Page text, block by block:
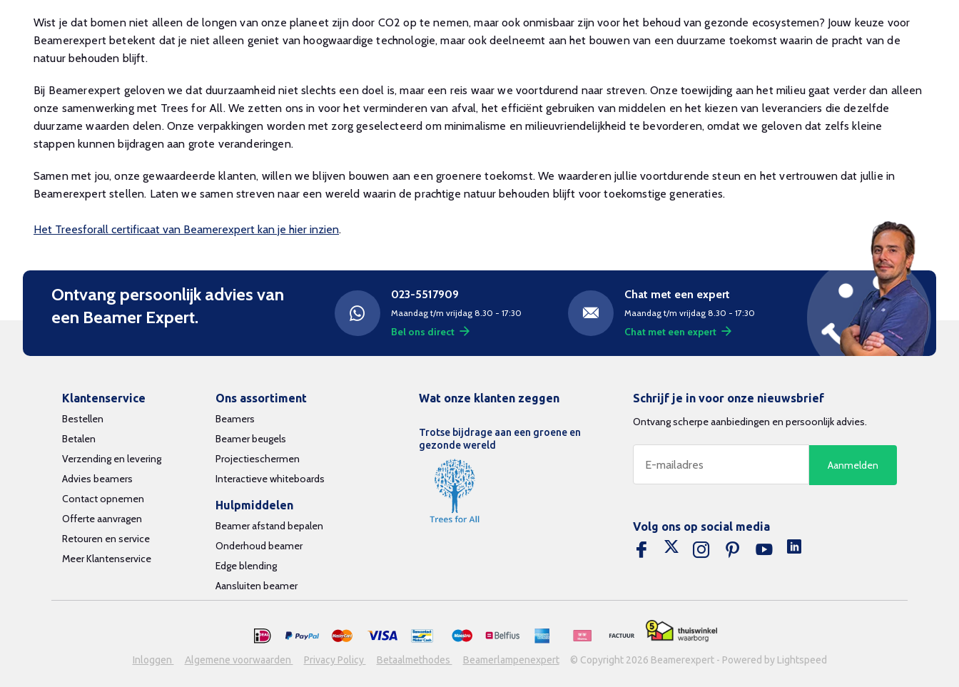
Wist je dat bomen niet alleen de longen van onze planeet zijn door CO2 op te nemen, maar ook onmisbaar zijn voor het behoud van gezonde ecosystemen? Jouw keuze voor
Beamerexpert betekent dat je niet alleen geniet van hoogwaardige technologie, maar ook deelneemt aan het bouwen van een duurzame toekomst waarin de pracht van de
natuur behouden blijft.
Bij Beamerexpert geloven we dat duurzaamheid niet slechts een doel is, maar een reis waar we voortdurend naar streven. Onze toewijding aan het milieu gaat verder dan alleen
onze samenwerking met Trees for All. We zetten ons in voor het verminderen van afval, het efficiënt gebruiken van middelen en het kiezen van leveranciers die dezelfde
duurzame waarden delen. Onze verpakkingen worden met zorg geselecteerd om minimalisme en milieuvriendelijkheid te bevorderen, omdat we geloven dat zelfs kleine
stappen kunnen bijdragen aan grote veranderingen.
Samen met jou, onze gewaardeerde klanten, willen we blijven bouwen aan een groenere toekomst. We waarderen jullie voortdurende steun en het vertrouwen dat jullie in
Beamerexpert stellen. Laten we samen streven naar een wereld waarin de prachtige natuur behouden blijft voor toekomstige generaties.
Het Treesforall certificaat van Beamerexpert kan je hier inzien.
Ontvang persoonlijk advies van
een Beamer Expert.
023-5517909
Maandag t/m vrijdag 8.30 - 17:30
Bel ons direct
Chat met een expert
Maandag t/m vrijdag 8.30 - 17:30
Chat met een expert
Klantenservice
Bestellen
Betalen
Verzending en levering
Advies beamers
Contact opnemen
Offerte aanvragen
Retouren en service
Meer Klantenservice
Ons assortiment
Beamers
Beamer beugels
Projectieschermen
Interactieve whiteboards
Hulpmiddelen
Beamer afstand bepalen
Onderhoud beamer
Edge blending
Aansluiten beamer
Wat onze klanten zeggen
Trotse bijdrage aan een groene en
gezonde wereld
Schrijf je in voor onze nieuwsbrief
Ontvang scherpe aanbiedingen en persoonlijk advies.
Aanmelden
Volg ons op social media
Inloggen Algemene voorwaarden Privacy Policy Betaalmethodes Beamerlampenexpert © Copyright 2026 Beamerexpert - Powered by Lightspeed